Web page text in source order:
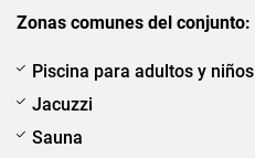
Zonas comunes del conjunto:
Piscina para adultos y niños
Jacuzzi
Sauna